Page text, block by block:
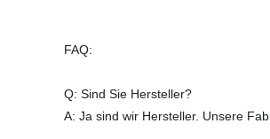
FAQ:
Q: Sind Sie Hersteller?
A: Ja sind wir Hersteller. Unsere